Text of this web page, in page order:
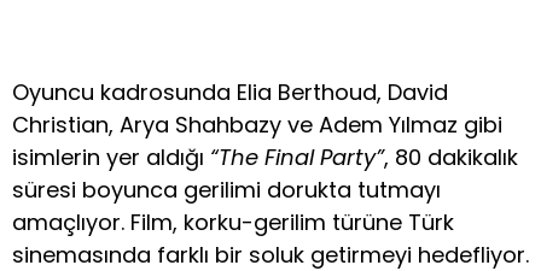
Oyuncu kadrosunda Elia Berthoud, David
Christian, Arya Shahbazy ve Adem Yılmaz gibi
isimlerin yer aldığı “The Final Party”, 80 dakikalık
süresi boyunca gerilimi dorukta tutmayı
amaçlıyor. Film, korku-gerilim türüne Türk
sinemasında farklı bir soluk getirmeyi hedefliyor.